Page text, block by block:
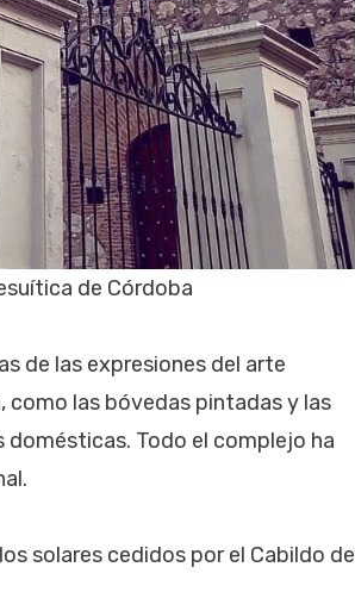
de Córdoba
de las expresiones del arte
las bóvedas pintadas y las
domésticas. Todo el complejo ha
solares cedidos por el Cabildo de